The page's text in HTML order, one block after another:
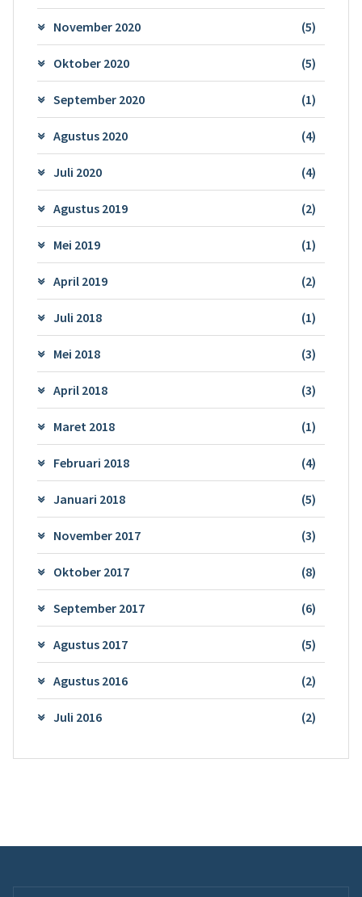
November 2020 (5)
Oktober 2020 (5)
September 2020 (1)
Agustus 2020 (4)
Juli 2020 (4)
Agustus 2019 (2)
Mei 2019 (1)
April 2019 (2)
Juli 2018 (1)
Mei 2018 (3)
April 2018 (3)
Maret 2018 (1)
Februari 2018 (4)
Januari 2018 (5)
November 2017 (3)
Oktober 2017 (8)
September 2017 (6)
Agustus 2017 (5)
Agustus 2016 (2)
Juli 2016 (2)